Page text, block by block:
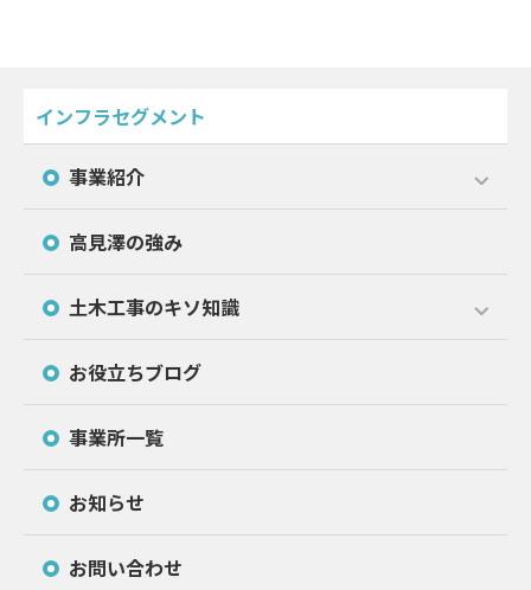
インフラセグメント
事業紹介
高見澤の強み
土木工事のキソ知識
お役立ちブログ
事業所一覧
お知らせ
お問い合わせ